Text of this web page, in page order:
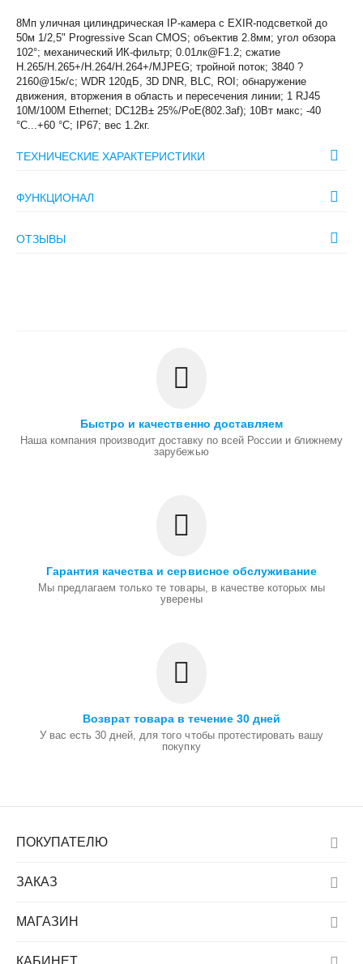
8Мп уличная цилиндрическая IP-камера с EXIR-подсветкой до
50м 1/2,5" Progressive Scan CMOS; объектив 2.8мм; угол обзора
102°; механический ИК-фильтр; 0.01лк@F1.2; сжатие
H.265/H.265+/H.264/H.264+/MJPEG; тройной поток; 3840 ?
2160@15к/с; WDR 120дБ, 3D DNR, BLC, ROI; обнаружение
движения, вторжения в область и пересечения линии; 1 RJ45
10M/100M Ethernet; DC12В± 25%/PoE(802.3af); 10Вт макс; -40
°C...+60 °C; IP67; вес 1.2кг.
ТЕХНИЧЕСКИЕ ХАРАКТЕРИСТИКИ
ФУНКЦИОНАЛ
ОТЗЫВЫ
Быстро и качественно доставляем
Наша компания производит доставку по всей России и ближнему
зарубежью
Гарантия качества и сервисное обслуживание
Мы предлагаем только те товары, в качестве которых мы
уверены
Возврат товара в течение 30 дней
У вас есть 30 дней, для того чтобы протестировать вашу
покупку
ПОКУПАТЕЛЮ
ЗАКАЗ
МАГАЗИН
КАБИНЕТ